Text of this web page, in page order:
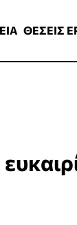
ΘΕΣΕΙΣ